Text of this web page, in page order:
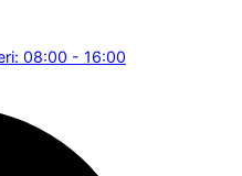
08:00 - 16:00